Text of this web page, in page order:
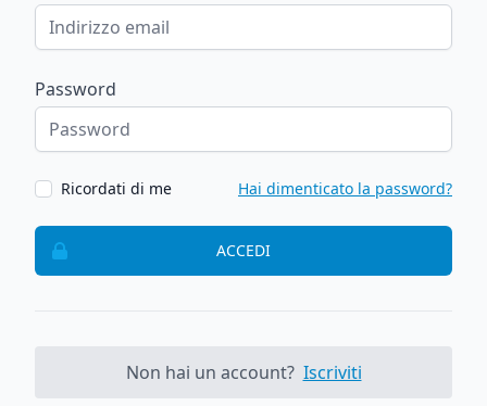
Password
Ricordati di me Hai dimenticato la password?
ACCEDI
Non hai un account? Iscriviti